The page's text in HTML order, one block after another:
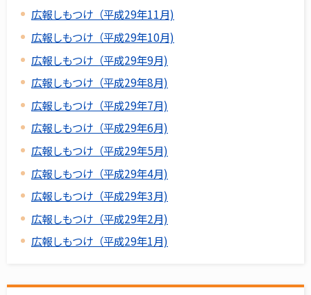
広報しもつけ（平成29年11月)
広報しもつけ（平成29年10月)
広報しもつけ（平成29年9月)
広報しもつけ（平成29年8月)
広報しもつけ（平成29年7月)
広報しもつけ（平成29年6月)
広報しもつけ（平成29年5月)
広報しもつけ（平成29年4月)
広報しもつけ（平成29年3月)
広報しもつけ（平成29年2月)
広報しもつけ（平成29年1月)